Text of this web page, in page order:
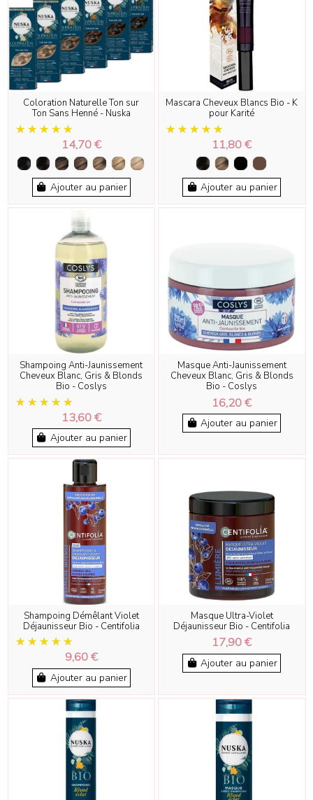
Coloration Naturelle Ton sur
Ton Sans Henné - Nuska
14,70 €
Ajouter au panier
Mascara Cheveux Blancs Bio - K
pour Karité
11,80 €
Ajouter au panier
Shampoing Anti-Jaunissement
Cheveux Blanc, Gris & Blonds
Bio - Coslys
13,60 €
Ajouter au panier
Masque Anti-Jaunissement
Cheveux Blanc, Gris & Blonds
Bio - Coslys
16,20 €
Ajouter au panier
Shampoing Démêlant Violet
Déjaunisseur Bio - Centifolia
9,60 €
Ajouter au panier
Masque Ultra-Violet
Déjaunisseur Bio - Centifolia
17,90 €
Ajouter au panier